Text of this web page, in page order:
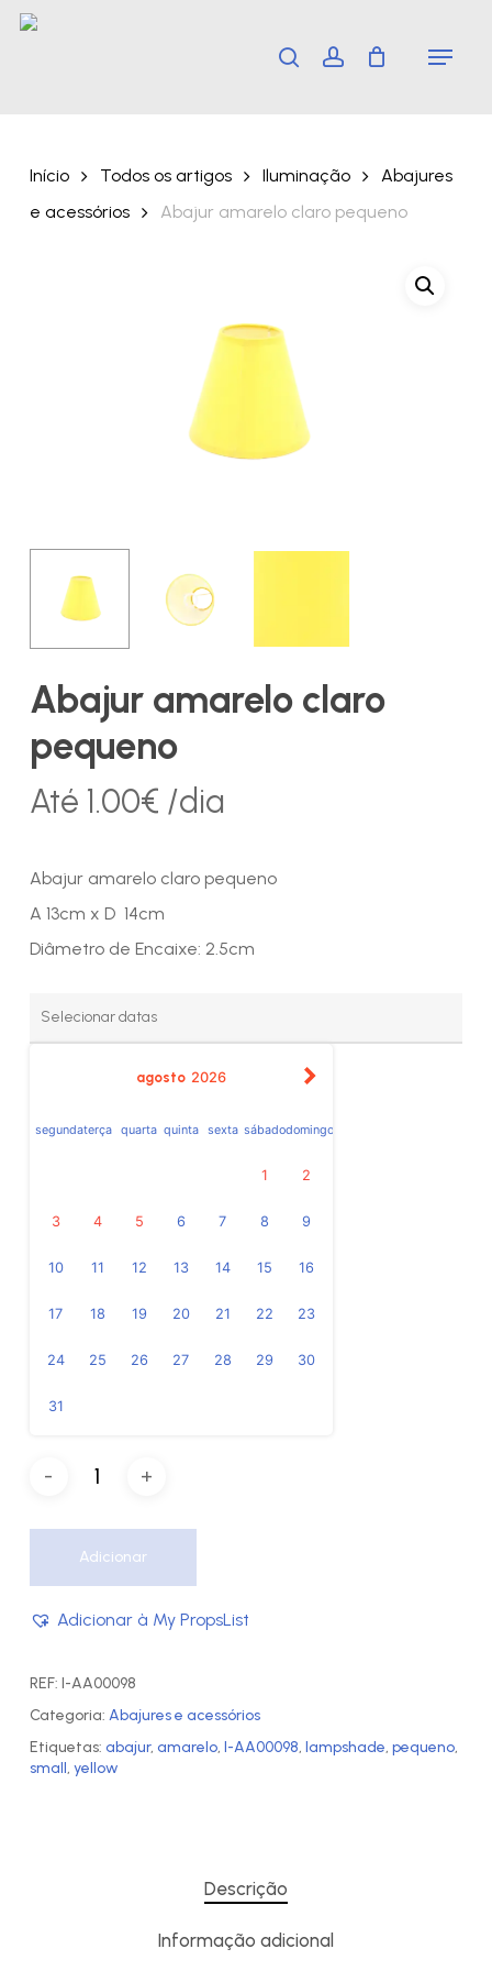
Skip
search account Menu
Início Todos os artigos Iluminação
Abajures
e acessórios
Abajur amarelo claro pequeno
Abajur amarelo claro
pequeno
Até 1.00€ /dia
Abajur amarelo claro pequeno
A 13cm x D 14cm
Diâmetro de Encaixe: 2.5cm
agosto 2026
segundaterça quarta quinta sexta sábadodomingo
1 2
3 4 5 6 7 8 9
10 11 12 13 14 15 16
17 18 19 20 21 22 23
24 25 26 27 28 29 30
31
Adicionar
Adicionar à My PropsList
REF: I-AA00098
Categoria: Abajures e acessórios
Etiquetas: abajur, amarelo, I-AA00098, lampshade, pequeno,
small, yellow
Descrição
Informação adicional